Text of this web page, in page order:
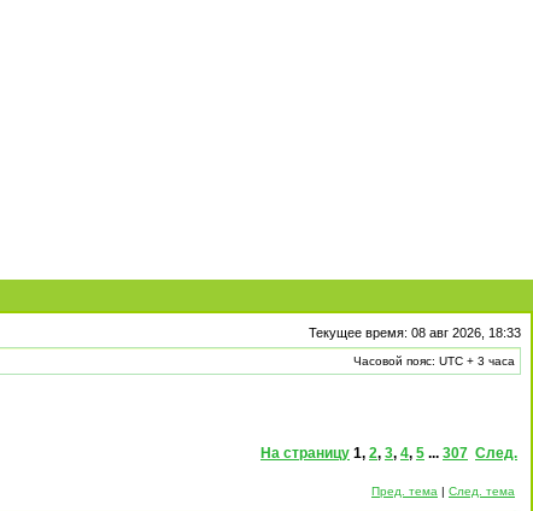
Текущее время: 08 авг 2026, 18:33
Часовой пояс: UTC + 3 часа
На страницу 1, 2, 3, 4, 5 ... 307 След.
Пред. тема | След. тема